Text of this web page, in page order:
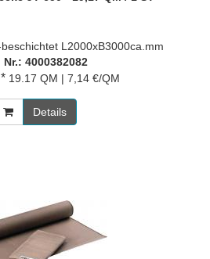
L2000xB3000ca.mm
Nr.: 4000382082
19.17 QM | 7,14 €/QM
Details